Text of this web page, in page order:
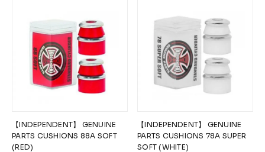
【INDEPENDENT】 GENUINE
PARTS CUSHIONS 88A SOFT
(RED)
【INDEPENDENT】 GENUINE
PARTS CUSHIONS 78A SUPER
SOFT (WHITE)